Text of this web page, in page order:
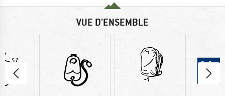
VUE D'ENSEMBLE